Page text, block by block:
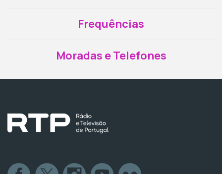
Frequências
Moradas e Telefones